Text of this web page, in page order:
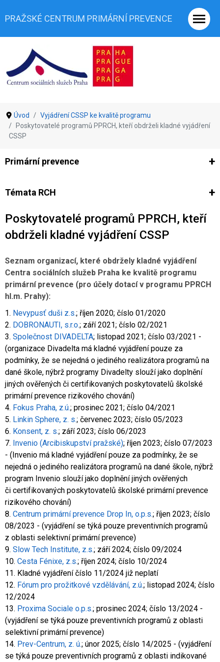
PRAŽSKÉ CENTRUM PRIMÁRNÍ PREVENCE
Úvod
Vyjádření CSSP ke kvalitě programu
Poskytovatelé programů PPRCH, kteří obdrželi kladné vyjádření
CSSP
Primární prevence
Ze světa prevence
Témata RCH
Co je rizikové chování (RCH) Agrese a šikana Závislostní
Poskytovatelé programů PPRCH, kteří
obdrželi kladné vyjádření CSSP
Seznam organizací, které obdržely kladné vyjádření
Centra sociálních služeb Praha ke kvalitě programu
primární prevence (pro účely dotací v programu PPRCH
hl.m. Prahy):
1. Nevypusť duši z.s.; říjen 2020; číslo 01/2020
2. DOBRONAUTI, s.r.o.; září 2021; číslo 02/2021
3. Společnost DIVADELTA; listopad 2021; číslo 03/2021 -
(organizace Divadelta má kladné vyjádření pouze za
podmínky, že se nejedná o jediného realizátora programů na
dané škole, nýbrž programy Divadelty slouží jako doplnění
jiných ověřených či certifikovaných poskytovatelů školské
primární prevence rizikového chování)
4. Fokus Praha, z.ú.; prosinec 2021; číslo 04/2021
5. Linkin Sphere, z. s.; červenec 2023; číslo 05/2023
6. Konsent, z. s.; září 2023; číslo 06/2023
7. Invenio (Arcibiskupství pražské); říjen 2023; číslo 07/2023
- (Invenio má kladné vyjádření pouze za podmínky, že se
nejedná o jediného realizátora programů na dané škole, nýbrž
program Invenio slouží jako doplnění jiných ověřených
či certifikovaných poskytovatelů školské primární prevence
rizikového chování)
8. Centrum primární prevence Drop In, o.p.s.; říjen 2023; číslo
08/2023 - (vyjádření se týká pouze preventivních programů
z oblasti selektivní primární prevence)
9. Slow Tech Institute, z.s.; září 2024; číslo 09/2024
10. Cesta Fénixe, z.s.; říjen 2024; číslo 10/2024
11. Kladné vyjádření číslo 11/2024 již neplatí
12. Fórum pro prožitkové vzdělávání, z.ú.; listopad 2024; číslo
12/2024
13. Proxima Sociale o.p.s.; prosinec 2024; číslo 13/2024 -
(vyjádření se týká pouze preventivních programů z oblasti
selektivní primární prevence)
14. Prev-Centrum, z. ú.; únor 2025; číslo 14/2025 - (vyjádření
se týká pouze preventivních programů z oblasti indikované